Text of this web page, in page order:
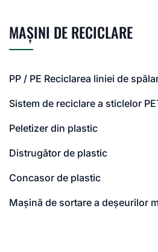
MAȘINI DE RECICLARE
PP / PE Reciclarea liniei de
Sistem de reciclare a sticlelor
Peletizer din plastic
Distrugător de plastic
Concasor de plastic
Mașină de sortare a deșeurilor